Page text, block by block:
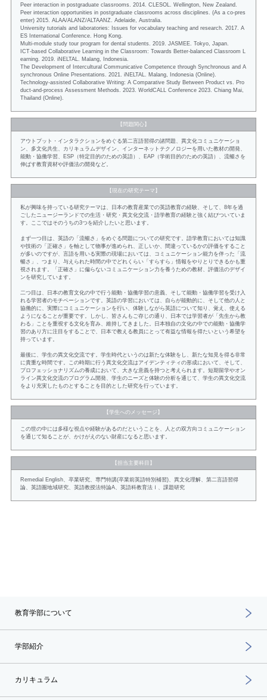
Peer interaction in postgraduate classrooms. 2014. CLESOL. Wellington, New Zealand.
Peer interaction opportunities in postgraduate classrooms across disciplines. (As a co-pres
enter) 2015. ALAA/ALANZ/ALTAANZ. Adelaide, Australia.
University tutorials and laboratories: Issues for vocabulary teaching and research. 2017. A
ES International Conference. Hong Kong.
Multi-module study tour program for dental students. 2019. JASMEE. Tokyo, Japan.
ICT-based Collaborative Learning in the Classroom: Towards Better-balanced Classroom L
earning. 2019. iNELTAL. Malang, Indonesia.
The Development of Intercultural Communicative Competence through Synchronous and A
synchronous Online Presentations. 2021. iNELTAL. Malang, Indonesia (Online).
Technology-assisted Collaborative Writing: A Comparative Study Between Product vs. Pro
duct-and-process Assessment Methods. 2023. WorldCALL Conference 2023. Chiang Mai,
Thailand (Online).
【問題関心】
アウトプット・インタラクションをめぐる第二言語習得の諸問題、異文化コミュニケーショ
ン、多文化共生、カリキュラムデザイン、インターネットテクノロジーを用いた教材の開発、
能動・協働学習、ESP（特定目的のための英語）、EAP（学術目的のための英語）、流暢さを
伸ばす教育資材や評価法の開発など。
【現在の研究テーマ】
私が興味を持っている研究テーマは、日本の教育産業での英語教育の経験、そして、8年を過
ごしたニュージーランドでの生活・研究・異文化交流・語学教育の経験と強く結びついていま
す。ここではそのうちの3つを紹介したいと思います。
まず一つ目は、英語の「流暢さ」をめぐる問題についての研究です。語学教育においては知識
や技術の「正確さ」を軸として物事が進められ、正しいか、間違っているかの評価をすること
が多いのですが、言語を用いる実際の現場においては、コミュニケーション能力を伴った「流
暢さ」、つまり、与えられた時間の中でどれくらい「すらすら」情報をやりとりできるかも重
視されます。「正確さ」に偏らないコミュニケーション力を養うための教材、評価法のデザイ
ンを研究しています。
二つ目は、日本の教育文化の中で行う能動・協働学習の意義、そして能動・協働学習を受け入
れる学習者のモチベーションです。英語の学習においては、自らが能動的に、そして他の人と
協働的に、実際にコミュニケーションを行い、体験しながら英語について知り、覚え、使える
ようになることが重要です。しかし、皆さんもご存じの通り、日本では学習者が「先生から教
わる」ことを重視する文化を育み、維持してきました。日本独自の文化の中での能動・協働学
習のあり方に注目をすることで、日本で教える教員にとって有益な情報を得たいという希望を
持っています。
最後に、学生の異文化交流です。学生時代というのは新たな体験をし、新たな知見を得る非常
に貴重な時間です。この時期に行う異文化交流はアイデンティティの形成において、そして、
プロフェッショナリズムの養成において、大きな意義を持つと考えられます。短期留学やオン
ライン異文化交流のプログラム開発、学生のニーズと体験の分析を通じて、学生の異文化交流
をより充実したものとすることを目的とした研究を行っています。
【学生へのメッセージ】
この世の中には多様な視点や経験があるのだということを、人との双方向コミュニケーション
を通じて知ることが、かけがえのない財産になると思います。
【担当主要科目】
Remedial English、卒業研究、専門特講(卒業前英語特別補習)、異文化理解、第二言語習得
論、英語圏地域研究、英語教授法特論A、英語科教育法Ⅰ、課題研究
教育学部について
学部紹介
カリキュラム